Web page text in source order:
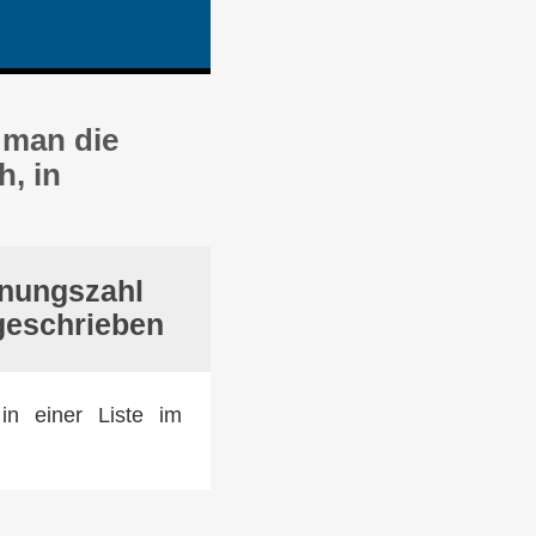
die
in
in einer Liste im